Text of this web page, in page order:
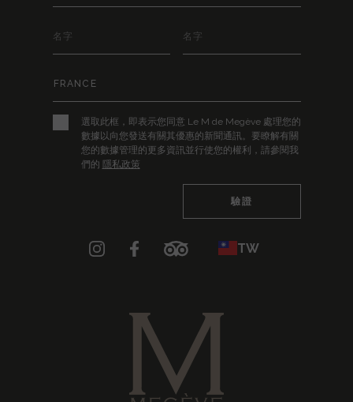
選取此框，即表示您同意 Le M de Megève 處理您的
數據以向您發送有關其優惠的新聞通訊。要瞭解有關
您的數據管理的更多資訊並行使您的權利，請參閱我
們的 隱私政策
TW